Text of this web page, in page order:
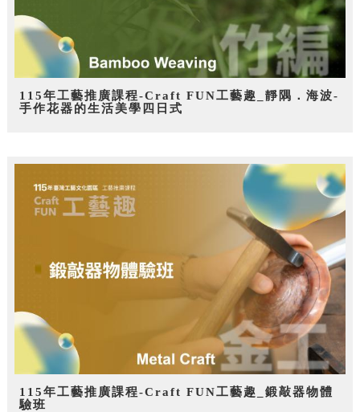
115年工藝推廣課程-Craft FUN工藝趣_靜隅．海波-
手作花器的生活美學四日式
115年工藝推廣課程-Craft FUN工藝趣_鍛敲器物體
驗班